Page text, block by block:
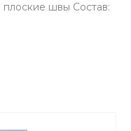
швы Состав: